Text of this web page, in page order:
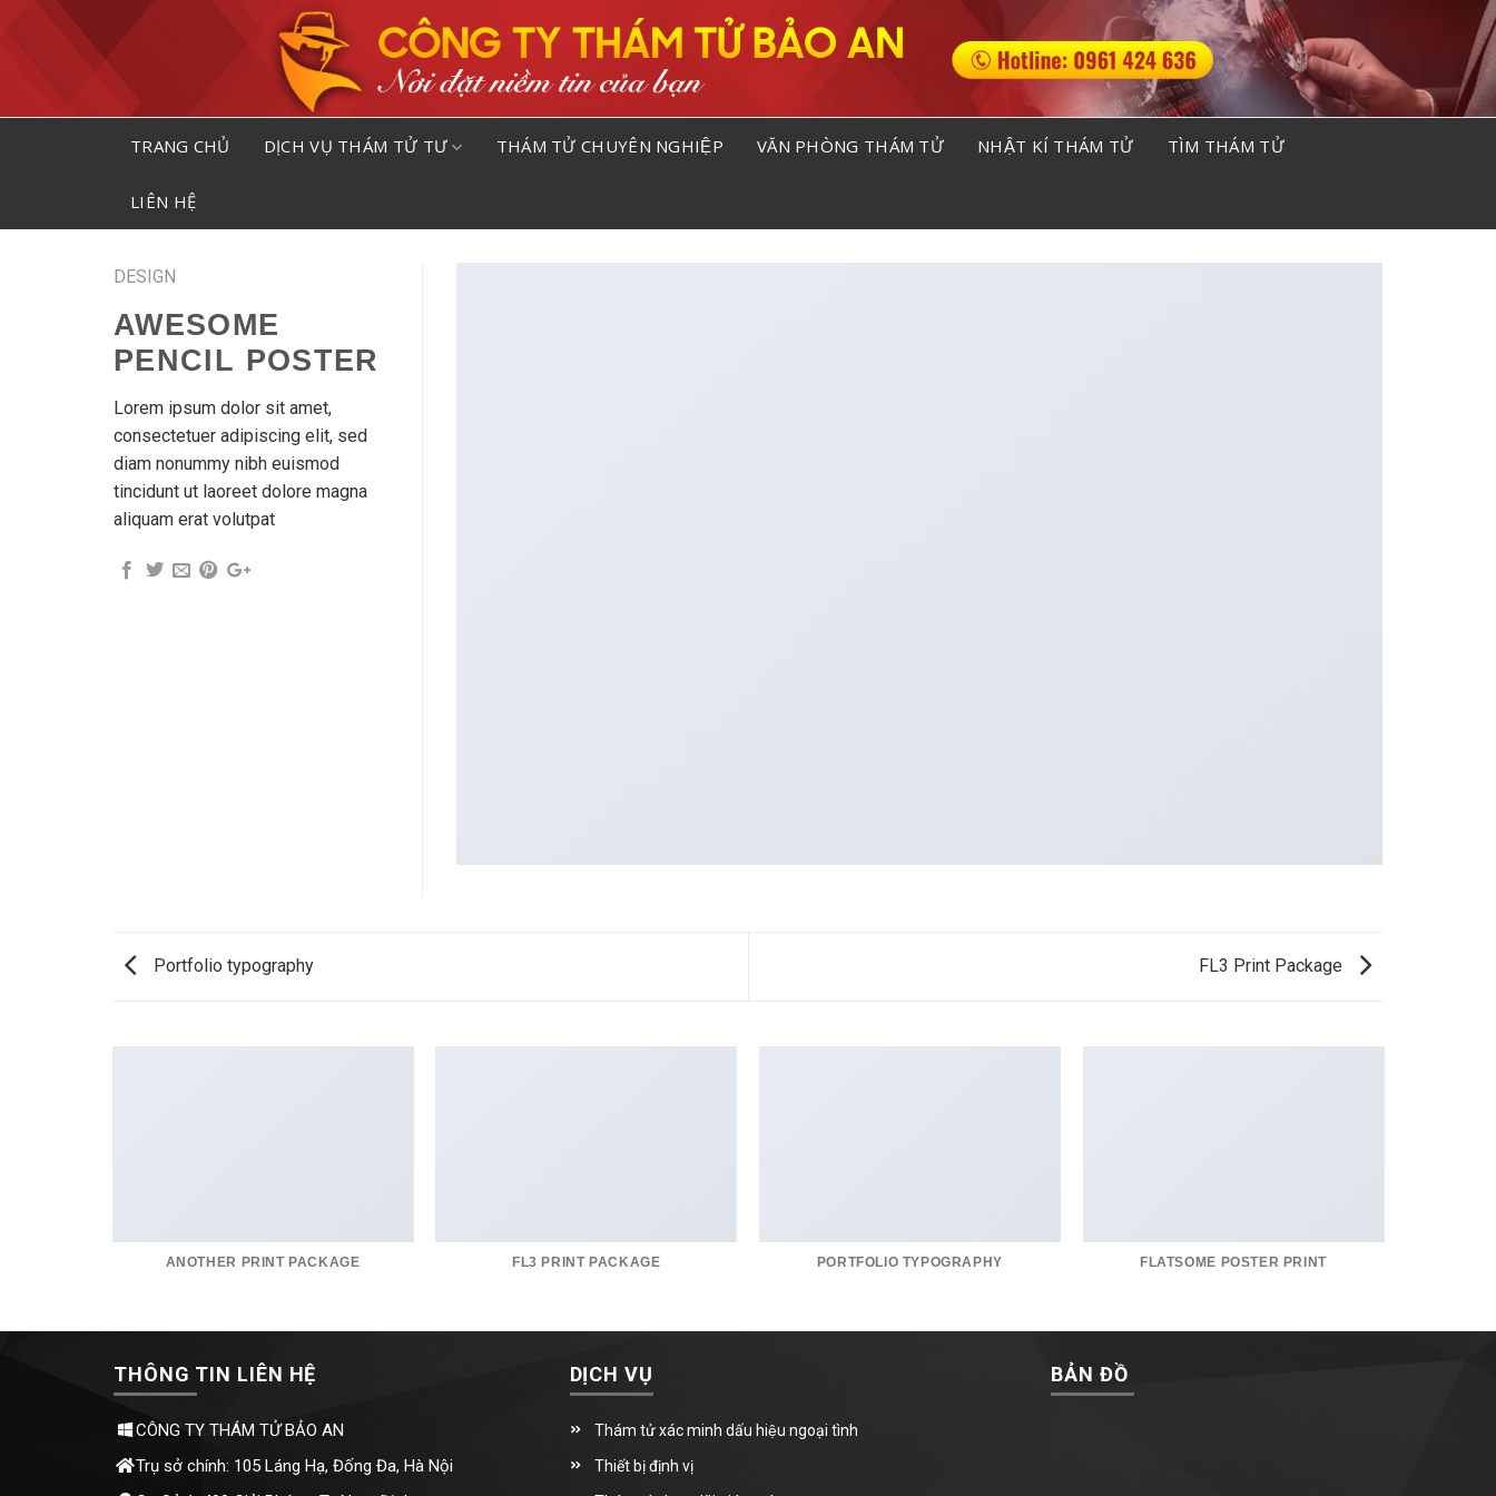
TRANG CHỦ DỊCH VỤ THÁM TỬ TƯ THÁM TỬ CHUYÊN NGHIỆP VĂN PHÒNG THÁM TỬ NHẬT KÍ THÁM TỬ TÌM THÁM TỬ
LIÊN HỆ
DESIGN
AWESOME
PENCIL POSTER
Lorem ipsum dolor sit amet,
consectetuer adipiscing elit, sed
diam nonummy nibh euismod
tincidunt ut laoreet dolore magna
aliquam erat volutpat
Portfolio typography FL3 Print Package
ANOTHER PRINT PACKAGE FL3 PRINT PACKAGE PORTFOLIO TYPOGRAPHY FLATSOME POSTER PRINT
THÔNG TIN LIÊN HỆ
CÔNG TY THÁM TỬ BẢO AN
Trụ sở chính: 105 Láng Hạ, Đống Đa, Hà Nội
DỊCH VỤ
Thám tử xác minh dấu hiệu ngoại tình
Thiết bị định vị
BẢN ĐỒ